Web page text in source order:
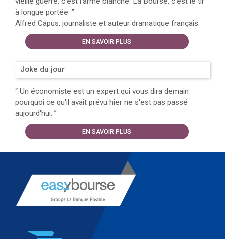
à longue portée. ”
Alfred Capus, journaliste et auteur dramatique français.
EN SAVOIR PLUS
Joke du jour
“ Un économiste est un expert qui vous dira demain
pourquoi ce qu'il avait prévu hier ne s'est pas passé
aujourd'hui. ”
EN SAVOIR PLUS